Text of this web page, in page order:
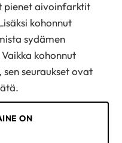
pienet aivoinfarktit
kohonnut
sydämen
kohonnut
sen seuraukset ovat
ON